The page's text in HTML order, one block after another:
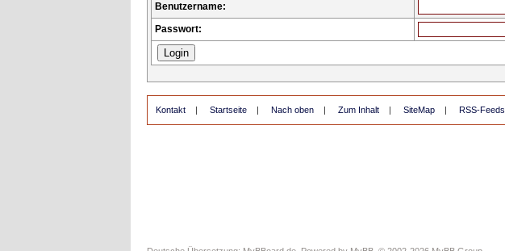
Benutzername:
Passwort:
Kontakt | Startseite | Nach oben | Zum Inhalt | SiteMap | RSS-Feeds